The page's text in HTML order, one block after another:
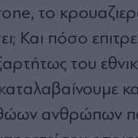
το
Και πόσο
του
ανθρώπων